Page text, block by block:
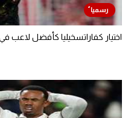
اختيار كفاراتسخيليا كأفضل لاعب